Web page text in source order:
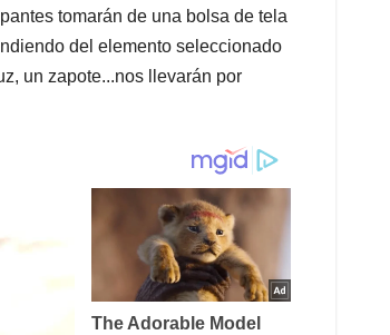
tomarán de una bolsa de tela
del elemento seleccionado
un zapote...nos llevarán por